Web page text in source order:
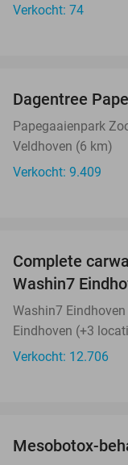
Verkocht: 74
Dagentree
Papegaaienpark
Veldhoven (6 km)
Verkocht: 9.409
Complete
Washin7
Washin7 Eindhoven
Eindhoven (+3
Verkocht: 12.706
Mesobotox-